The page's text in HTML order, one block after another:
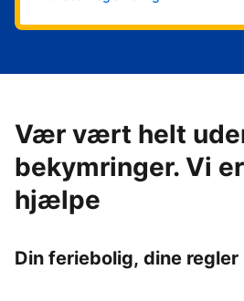
Vær vært helt
bekymringer. Vi
hjælpe
Din feriebolig, dine regler